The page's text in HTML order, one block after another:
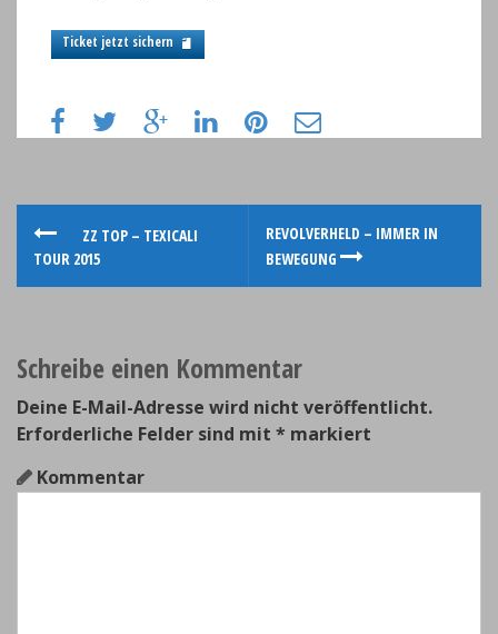
Ticket jetzt sichern
P
o
t
n
a
v
ZZ TOP – TEXICALI
TOUR 2015
REVOLVERHELD – IMMER IN
BEWEGUNG
Schreibe einen Kommentar
Deine E-Mail-Adresse wird nicht veröffentlicht.
Erforderliche Felder sind mit * markiert
Kommentar